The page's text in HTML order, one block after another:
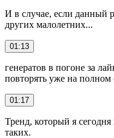
И в случае, если данный
других малолетних...
01:13
генератов в погоне за
повторять уже на полном
01:17
Тренд, который я сегодня
таких.